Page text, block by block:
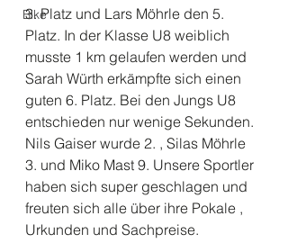
Bike
3. Platz und Lars Möhrle den 5.
Platz. In der Klasse U8 weiblich
musste 1 km gelaufen werden und
Sarah Würth erkämpfte sich einen
guten 6. Platz. Bei den Jungs U8
entschieden nur wenige Sekunden.
Nils Gaiser wurde 2. , Silas Möhrle
3. und Miko Mast 9. Unsere Sportler
haben sich super geschlagen und
freuten sich alle über ihre Pokale ,
Urkunden und Sachpreise.